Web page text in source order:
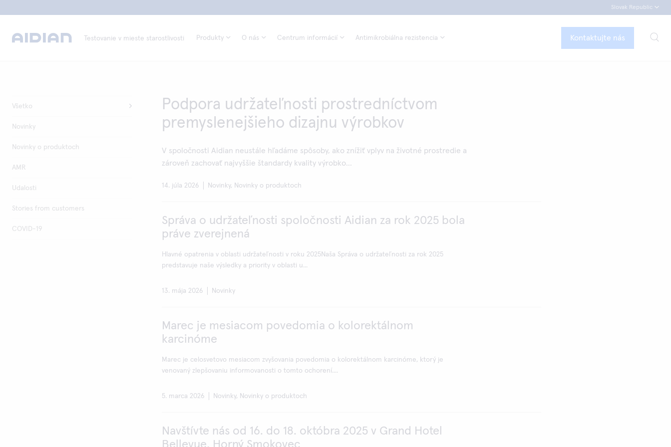
Slovak Republic
Testovanie v mieste starostlivosti Produkty O nás Centrum informácií Antimikrobiálna rezistencia Kontaktujte nás
Všetko
Novinky
Novinky o produktoch
AMR
Udalosti
Stories from customers
COVID-19
Podpora udržateľnosti prostredníctvom
premyslenejšieho dizajnu výrobkov
V spoločnosti Aidian neustále hľadáme spôsoby, ako znížiť vplyv na životné prostredie a
zároveň zachovať najvyššie štandardy kvality výrobko...
14. júla 2026 Novinky, Novinky o produktoch
Správa o udržateľnosti spoločnosti Aidian za rok 2025 bola
práve zverejnená
Hlavné opatrenia v oblasti udržateľnosti v roku 2025Naša Správa o udržateľnosti za rok 2025
predstavuje naše výsledky a priority v oblasti u...
13. mája 2026 Novinky
Marec je mesiacom povedomia o kolorektálnom
karcinóme
Marec je celosvetovo mesiacom zvyšovania povedomia o kolorektálnom karcinóme, ktorý je
venovaný zlepšovaniu informovanosti o tomto ochorení....
5. marca 2026 Novinky, Novinky o produktoch
Navštívte nás od 16. do 18. októbra 2025 v Grand Hotel
Bellevue, Horný Smokovec